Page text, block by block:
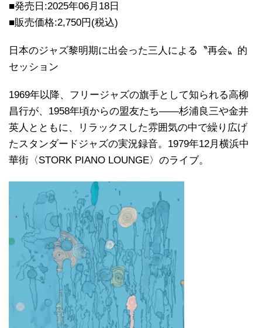
■発売日:2025年06月18日
■販売価格:2,750円(税込)
日本のジャズ黎明期に出会った三人による〝再会〟的
セッション
1969年以降、フリージャズの旗手として知られる高柳
昌行が、1958年頃からの盟友たち――杉浦良三や金井
英人とともに、リラックスした雰囲気の中で繰り広げ
たスタンダードジャズの実況録音。1979年12月横浜中
華街〈STORK PIANO LOUNGE〉のライブ。